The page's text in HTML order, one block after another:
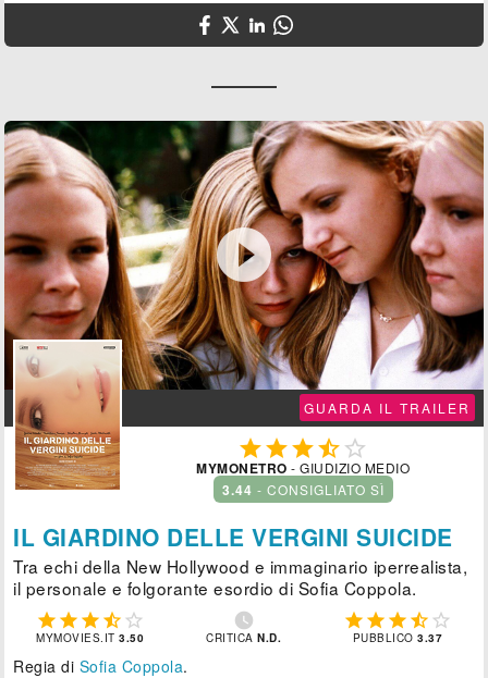

GUARDA IL TRAILER
 
MYMONETRO - GIUDIZIO MEDIO
3.44 - CONSIGLIATO SÌ
IL GIARDINO DELLE VERGINI SUICIDE
Tra echi della New Hollywood e immaginario iperrealista,
il personale e folgorante esordio di Sofia Coppola.
    
MYMOVIES.IT3.50

CRITICAN.D.
    
PUBBLICO3.37
Regia di Sofia Coppola.